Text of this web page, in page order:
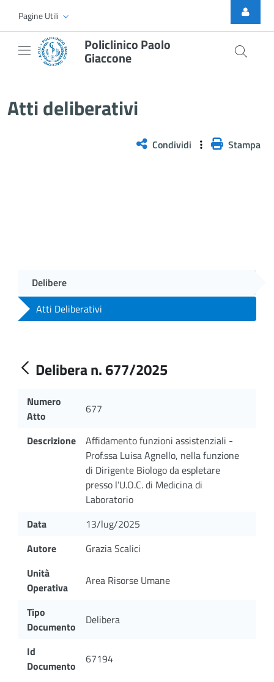
Skip to Main Content
Pagine Utili
Policlinico Paolo
Giaccone
Atti deliberativi
Condividi Stampa
Delibere
Atti Deliberativi
Delibera n. 677/2025
Numero
Atto
677
Descrizione
Affidamento funzioni assistenziali -
Prof.ssa Luisa Agnello, nella funzione
di Dirigente Biologo da espletare
presso l’U.O.C. di Medicina di
Laboratorio
Data
13/lug/2025
Autore
Grazia Scalici
Unità
Operativa
Area Risorse Umane
Tipo
Documento
Delibera
Id
Documento
67194